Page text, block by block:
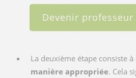
Devenir
La deuxième étape consiste à
manière appropriée. Cela